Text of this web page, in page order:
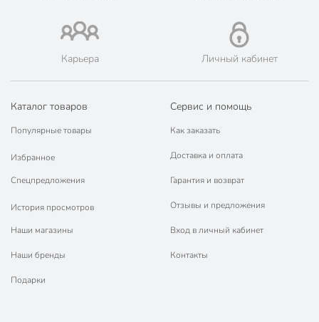
📜 Только оригинальная продукция. Интернет-гипермаркет
Порядок - официальный представитель ведущих мировых
марок.Карьера Личный кабинет
Каталог товаров
Популярные товары
Избранное
Спецпредложения
История просмотров
Наши магазины
Наши бренды
Подарки
Сервис и помощь
Как заказать
Доставка и оплата
Гарантия и возврат
Отзывы и предложения
Вход в личный кабинет
Контакты